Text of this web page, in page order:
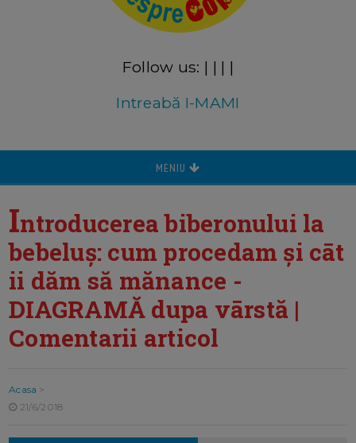
Follow us: | | | |
Intreabă I-MAMI
MENIU
Introducerea biberonului la
bebeluș: cum procedam și cāt
ii dăm să mănance -
DIAGRAMĂ dupa vārstă |
Comentarii articol
Acasa >
21/6/2018